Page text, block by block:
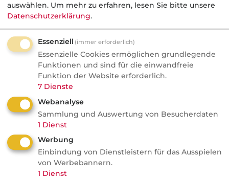
07.08.2026
FONDS professionell
Studie: Ungleiche
Besteuerung begünstigte
Französische Revolution
Politik
Anzeige
Ein MVP-Wechsel kostet
Monate, Nerven und Geld
auswählen. Um mehr zu erfahren, lesen Sie bitte unsere
Datenschutzerklärung.
Essenziell (immer erforderlich)
Essenzielle Cookies ermöglichen grundlegende
Funktionen und sind für die einwandfreie
Funktion der Website erforderlich.
7 Dienste
Webanalyse
Sammlung und Auswertung von Besucherdaten
1 Dienst
Werbung
Einbindung von Dienstleistern für das Ausspielen
von Werbebannern.
1 Dienst